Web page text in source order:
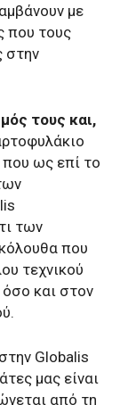
με
που τους
στην
τους και,
που ως επί το
των
που
τεχνικού
και στον
Globalis
μας είναι
από τη